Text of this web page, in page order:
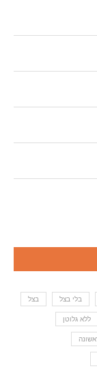
בלי בצל בצל
ללא גלוטן